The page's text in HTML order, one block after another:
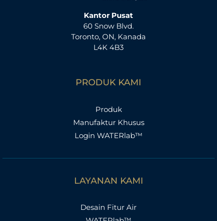
Kantor Pusat
60 Snow Blvd.
Toronto, ON, Kanada
L4K 4B3
PRODUK KAMI
Produk
Manufaktur Khusus
Login WATERlab™
LAYANAN KAMI
Desain Fitur Air